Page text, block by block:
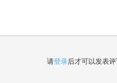
请登录后才可以发表